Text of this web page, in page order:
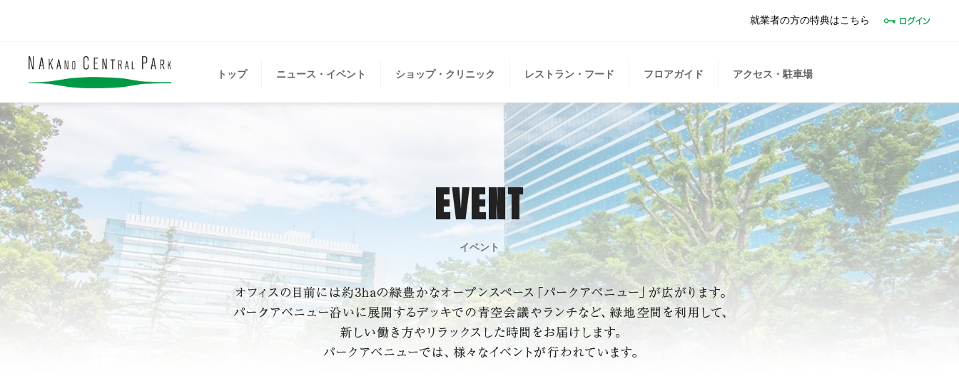
就業者の方の特典はこちら
トップ ニュース・イベント ショップ・クリニック レストラン・フード フロアガイド アクセス・駐車場
EVENT
イベント